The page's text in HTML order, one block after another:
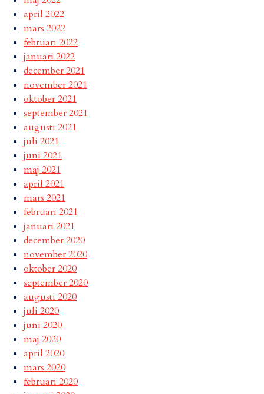
april 2022
mars 2022
februari 2022
januari 2022
december 2021
november 2021
oktober 2021
september 2021
augusti 2021
juli 2021
juni 2021
maj 2021
april 2021
mars 2021
februari 2021
januari 2021
december 2020
november 2020
oktober 2020
september 2020
augusti 2020
juli 2020
juni 2020
maj 2020
april 2020
mars 2020
februari 2020